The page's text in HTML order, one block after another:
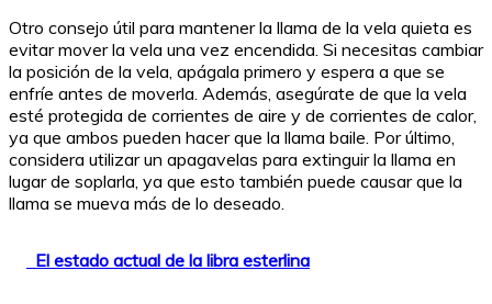
Otro consejo útil para mantener la llama de la vela quieta es
evitar mover la vela una vez encendida. Si necesitas cambiar
la posición de la vela, apágala primero y espera a que se
enfríe antes de moverla. Además, asegúrate de que la vela
esté protegida de corrientes de aire y de corrientes de calor,
ya que ambos pueden hacer que la llama baile. Por último,
considera utilizar un apagavelas para extinguir la llama en
lugar de soplarla, ya que esto también puede causar que la
llama se mueva más de lo deseado.
El estado actual de la libra esterlina